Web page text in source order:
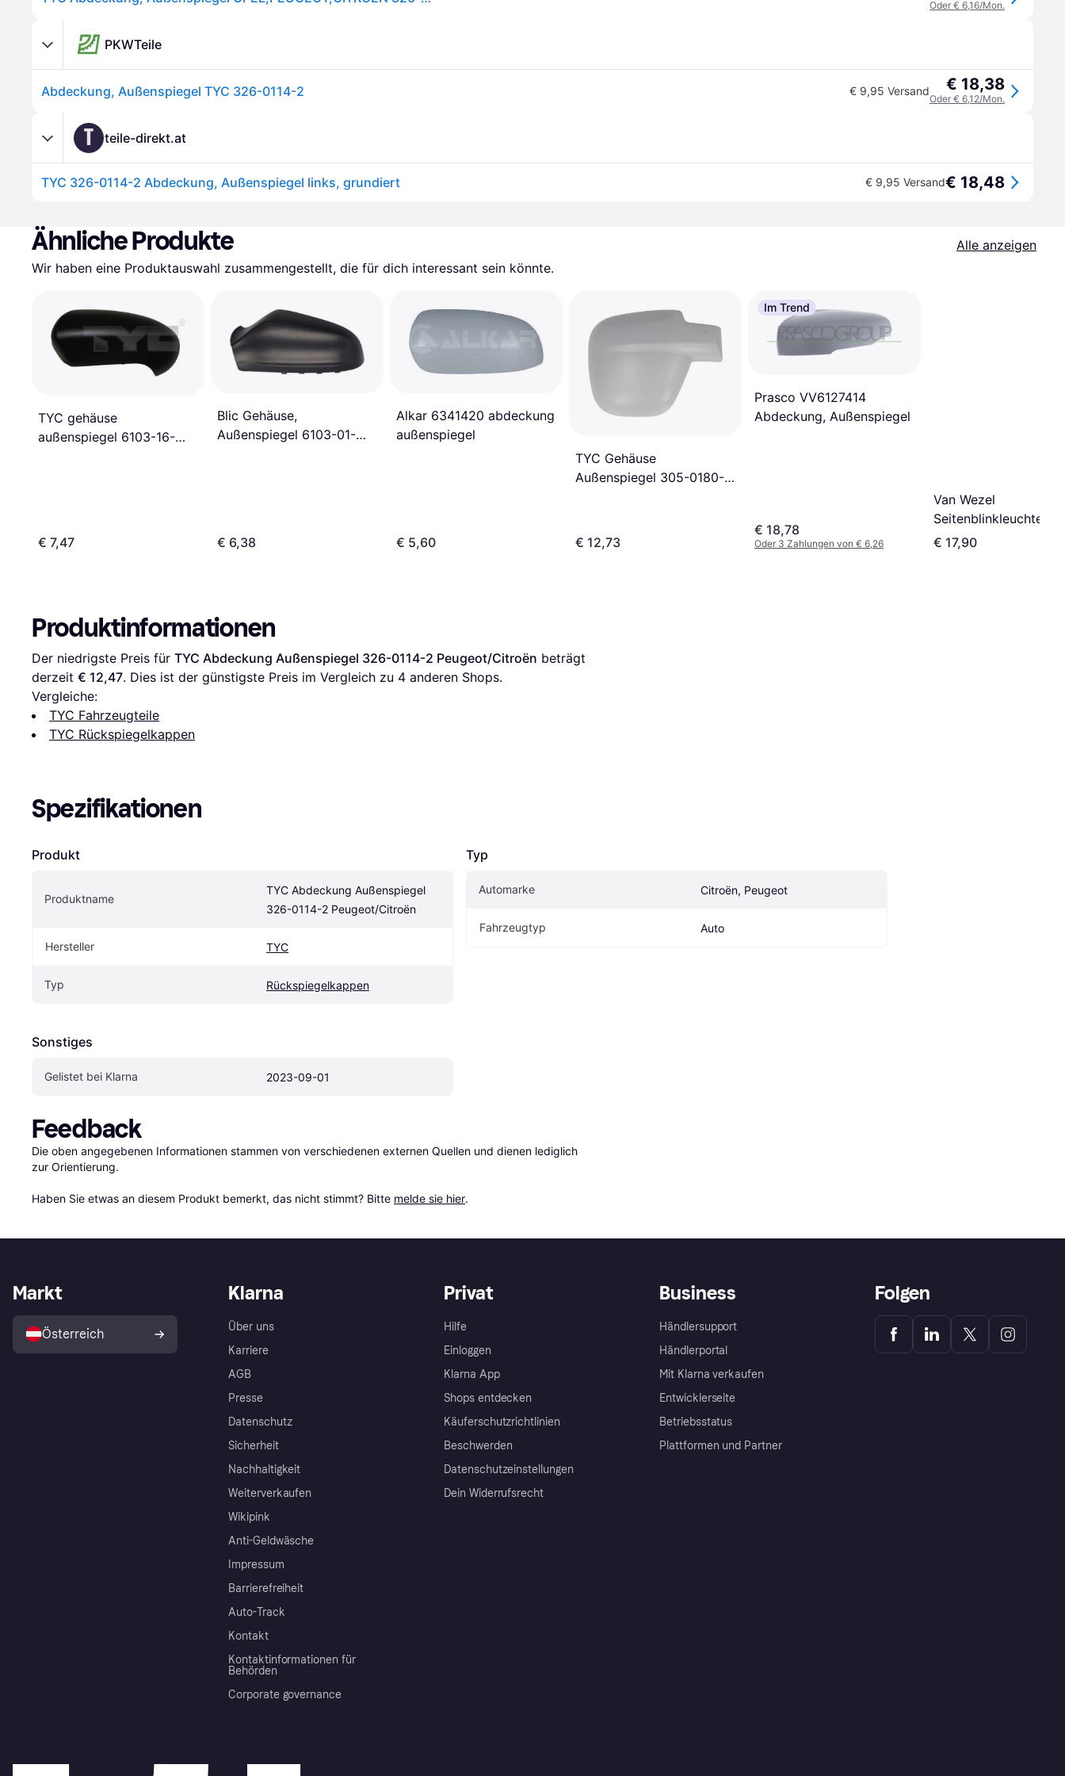
Oder € 6,16/Mon.
PKWTeile
Abdeckung, Außenspiegel TYC 326-0114-2 € 9,95 Versand € 18,38
Oder € 6,12/Mon.
T teile-direkt.at
TYC 326-0114-2 Abdeckung, Außenspiegel links, grundiert € 9,95 Versand€ 18,48
Ähnliche Produkte
Alle anzeigen
Wir haben eine Produktauswahl zusammengestellt, die für dich interessant sein könnte.
TYC gehäuse
außenspiegel 6103-16-
€ 7,47
Blic Gehäuse,
Außenspiegel 6103-01-
€ 6,38
Alkar 6341420 abdeckung
außenspiegel
€ 5,60
TYC Gehäuse
Außenspiegel 305-0180-2
€ 12,73
Im Trend
Prasco VV6127414
Abdeckung, Außenspiegel
€ 18,78
Oder 3 Zahlungen von € 6,26
Van Wezel
Seitenblinkleuchte
Alhambra VW Sharan
€ 17,90
Produktinformationen
Der niedrigste Preis für TYC Abdeckung Außenspiegel 326-0114-2 Peugeot/Citroën beträgt
derzeit € 12,47. Dies ist der günstigste Preis im Vergleich zu 4 anderen Shops.
Vergleiche:
TYC Fahrzeugteile
TYC Rückspiegelkappen
Spezifikationen
Produkt
Produktname
TYC Abdeckung Außenspiegel
326-0114-2 Peugeot/Citroën
Hersteller TYC
Typ Rückspiegelkappen
Sonstiges
Gelistet bei Klarna 2023-09-01
Typ
Automarke Citroën, Peugeot
Fahrzeugtyp Auto
Feedback
Die oben angegebenen Informationen stammen von verschiedenen externen Quellen und dienen lediglich
zur Orientierung.
Haben Sie etwas an diesem Produkt bemerkt, das nicht stimmt? Bitte melde sie hier.
Klarna
Über uns
Karriere
AGB
Presse
Datenschutz
Sicherheit
Nachhaltigkeit
Weiterverkaufen
Wikipink
Anti-Geldwäsche
Impressum
Barrierefreiheit
Auto-Track
Kontakt
Kontaktinformationen für
Behörden
Corporate governance
Privat
Hilfe
Einloggen
Klarna App
Shops entdecken
Käuferschutzrichtlinien
Beschwerden
Datenschutzeinstellungen
Dein Widerrufsrecht
Business
Händlersupport
Händlerportal
Mit Klarna verkaufen
Entwicklerseite
Betriebsstatus
Plattformen und Partner
Markt
Österreich
Folgen